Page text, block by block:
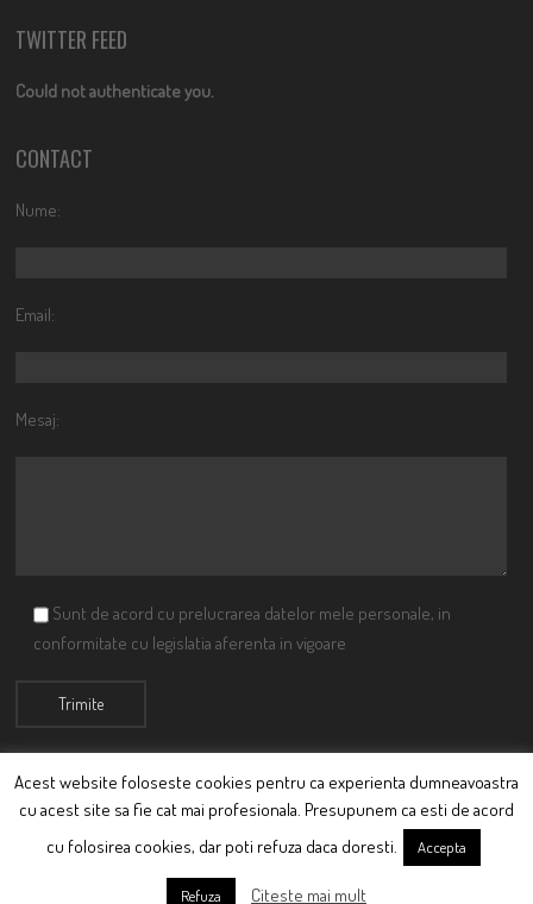
TWITTER FEED
Could not authenticate you.
CONTACT
Nume:
Email:
Mesaj:
Sunt de acord cu prelucrarea datelor mele personale, in
conformitate cu legislatia aferenta in vigoare
© Ciutacu 2015 Parte a Imperiului Ciutacesc.
Acest website foloseste cookies pentru ca experienta dumneavoastra
cu acest site sa fie cat mai profesionala. Presupunem ca esti de acord
cu folosirea cookies, dar poti refuza daca doresti.
Accepta
Refuza Citeste mai mult